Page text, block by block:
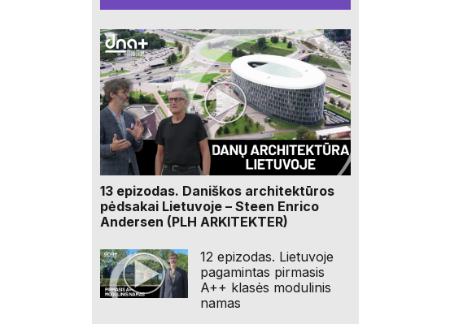
13 epizodas. Daniškos architektūros
pėdsakai Lietuvoje – Steen Enrico
Andersen (PLH ARKITEKTER)
12 epizodas. Lietuvoje
pagamintas pirmasis
A++ klasės modulinis
namas